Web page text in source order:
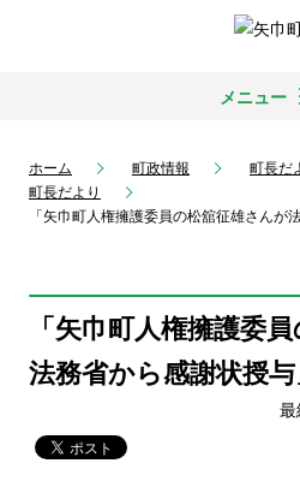
メニュー
ホーム 町政情報
町長だ
町長だより
「矢巾町人権擁護委員の松舘征雄さんが
「矢巾町人権擁護委
法務省から感謝状授与
最